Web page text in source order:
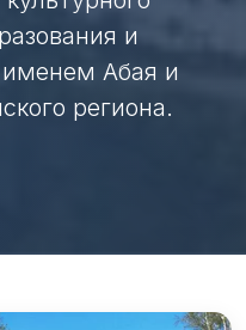
и
Абая и
региона.